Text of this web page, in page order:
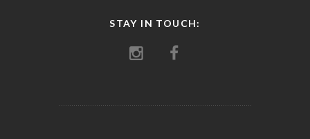
STAY IN TOUCH: